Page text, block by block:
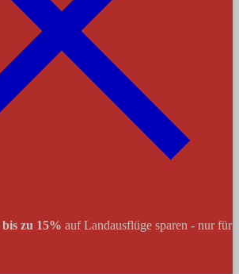
bis zu 15% auf Landausflüge sparen - nur für